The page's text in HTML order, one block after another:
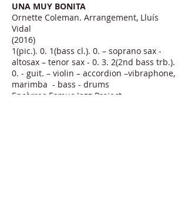
UNA MUY BONITA
Ornette Coleman. Arrangement, Lluís
Vidal
(2016)
1(pic.). 0. 1(bass cl.). 0. – soprano sax -
altosax – tenor sax - 0. 3. 2(2nd bass trb.).
0. - guit. – violin – accordion –vibraphone,
marimba - bass - drums
Encàrrec Esmuc Jazz Project